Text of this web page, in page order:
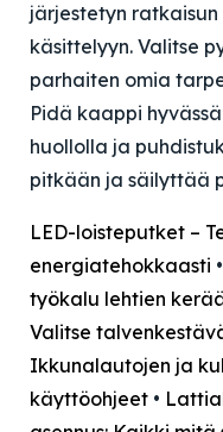
järjestetyn
käsittelyyn. Valitse
parhaiten omia
Pidä kaappi
huollolla ja
pitkään ja säilyttää
LED-loisteputket –
energiatehokkaasti •
työkalu lehtien
Valitse
Ikkunalautojen ja
käyttöohjeet •